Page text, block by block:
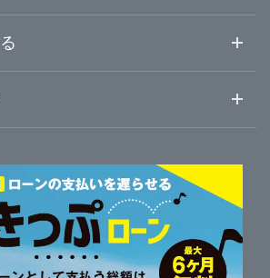
店
ガイド
グ
る
ーン
ガリバー
ばれる理由
質問
月更新）
グ